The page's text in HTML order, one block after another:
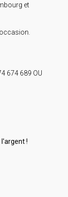
et
674 689 OU
!